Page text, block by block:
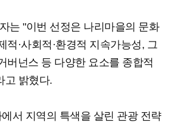
는 "이번 선정은 나리마을의 문화
적·사회적·환경적 지속가능성, 그
버넌스 등 다양한 요소를 종합적
고 밝혔다.
서 지역의 특색을 살린 관광 전략